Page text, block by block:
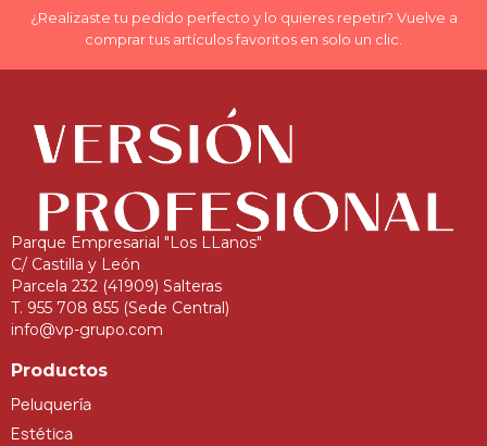
¿Realizaste tu pedido perfecto y lo quieres repetir? Vuelve a
comprar tus artículos favoritos en solo un clic.
Parque Empresarial "Los LLanos"
C/ Castilla y León
Parcela 232 (41909) Salteras
T. 955 708 855 (Sede Central)
info@vp-grupo.com
Productos
Peluquería
Estética